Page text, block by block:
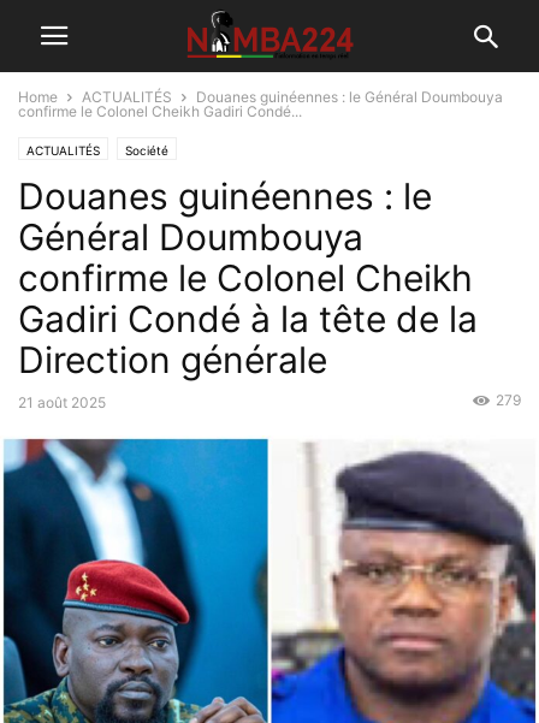
Home ACTUALITÉS
Douanes guinéennes : le Général Doumbouya
confirme le Colonel Cheikh Gadiri Condé...
ACTUALITÉS Société
Douanes guinéennes : le
Général Doumbouya
confirme le Colonel Cheikh
Gadiri Condé à la tête de la
Direction générale
21 août 2025 279